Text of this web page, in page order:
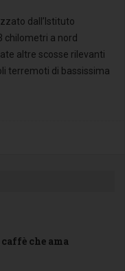
dall’Istituto
chilometri a nord
altre scosse rilevanti
terremoti di bassissima
che ama